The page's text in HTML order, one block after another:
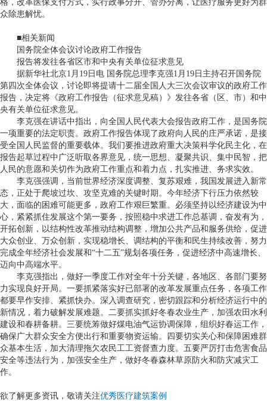
格，改革医保支付方式，实行政事分开、管办分离，让医疗服务更好为群
众除患解忧。
■相关新闻
国务院全体会议讨论政府工作报告
报告将发往各省区市和中央有关单位征求意见
据新华社北京1 月 19 日电 国务院总理李克强1 月 19 日主持召开国务院
第四次全体会议，讨论即将提请十二届全国人大三次会议审议的政府工作
报告，决定将《政府工作报告（征求意见稿）》发往各省（区、市）和中
央有关单位征求意见。
李克强在讲话中指出，向全国人民代表大会报告政府工作，是国务院
一项重要的法定职责。政府工作报告体现了政府向人民的庄严承诺，是接
受全国人民监督的重要载体。我们要推进政府重大决策科学化民主化，在
报告起草过程中广泛听取各界意见，统一思想、凝聚共识、集中民智，把
人民的意愿和关切作为政府工作重点和着力点，扎实推进、务求实效。
李克强强调，当前世界经济深度调整、复苏艰难，我国发展进入新常
态，正处于爬坡过坎、攻坚克难的关键时期。今年经济下行压力依然较
大，面临的困难可能更多，政府工作艰巨繁重。必须坚持以经济建设为中
心，紧紧抓住发展这个第一要务，按照稳中求进工作总基调，奋发有为，
开拓创新，以结构性改革推动结构调整，增加公共产品和服务供给，促进
大众创业、万众创新，实现稳增长、调结构的平衡和民生持续改善，努力
完成全年经济社会发展和“十二五”规划各项任务，促进经济中高速增长、
迈向中高端水平。
李克强指出，做好一季度工作对全年十分关键，各地区、各部门要努
力实现良好开局。一要抓紧落实好已部署的改革发展重点任务，各项工作
都要早作安排、紧抓快办。深入调查研究，密切跟踪和分析经济运行中的
新情况，着力破解发展难题。二要抓实抓好冬春农业生产，加强农田水利
建设和春耕备耕。三要统筹做好煤电油气运协调保障，组织好春运工作，
确保广大群众安全方便出行和重要物资运输。四要切实关心和保障困难群
众基本生活，加大清理拖欠农民工工资督查力度。五要严厉打击危害食品
安全等违法行为，加强安全生产，做好冬春森林草原防火和防灾减灾工
作。
欲了解更多资讯，敬请关注优秀医疗建筑案例